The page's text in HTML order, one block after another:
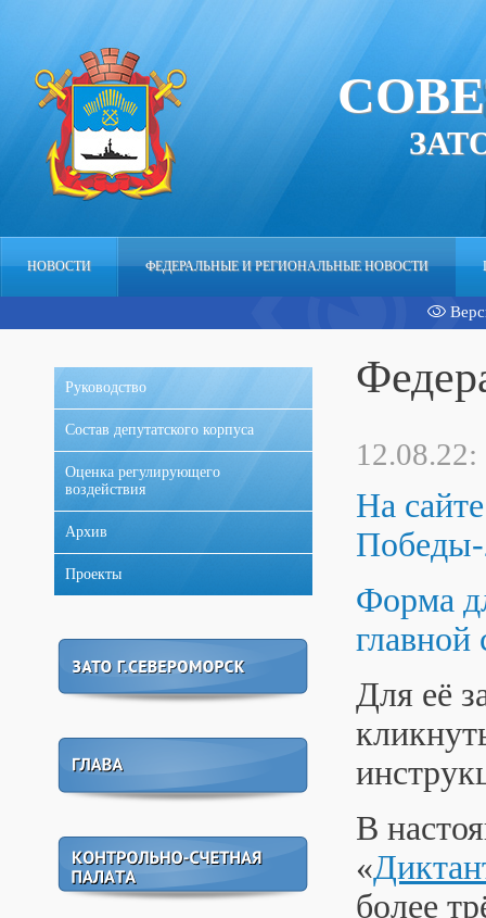
НОВОСТИ ФЕДЕРАЛЬНЫЕ И РЕГИОНАЛЬНЫЕ НОВОСТИ
АППАРАТ
Руководство
Состав депутатского корпуса
Оценка регулирующего
воздействия
Архив
Проекты
12.08.22:
На
Победы-
Форма
главной
Для её
В
«
более